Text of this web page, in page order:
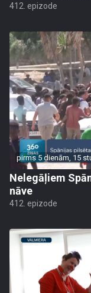
412. epizode
pirms 5 dienām, 15
Nelegāļiem
nāve
412. epizode